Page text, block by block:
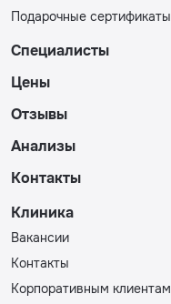
Подарочные сертификаты
Специалисты
Цены
Отзывы
Анализы
Контакты
Клиника
Вакансии
Контакты
Корпоративным клиентам